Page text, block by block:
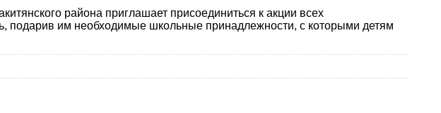
района приглашает присоеди­ниться к акции всех
подарив им необходимые школьные принадлежности, с которыми детям